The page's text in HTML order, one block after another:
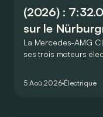
(2026) :
sur le
La Mercedes-AMG
ses trois moteurs
circuit du
5 Aoû 2026 Électrique